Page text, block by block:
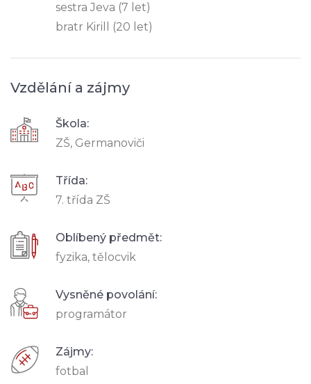
sestra Jeva (7 let)
bratr Kirill (20 let)
Vzdělání a zájmy
Škola:
ZŠ, Germanoviči
Třída:
7. třída ZŠ
Oblíbený předmět:
fyzika, tělocvik
Vysněné povolání:
programátor
Zájmy:
fotbal